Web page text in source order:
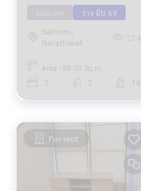
ว่าง มิย 69
Sathorn,
Narathiwat
274
Area : 68.00 Sq.m.
2 2 16
For rent